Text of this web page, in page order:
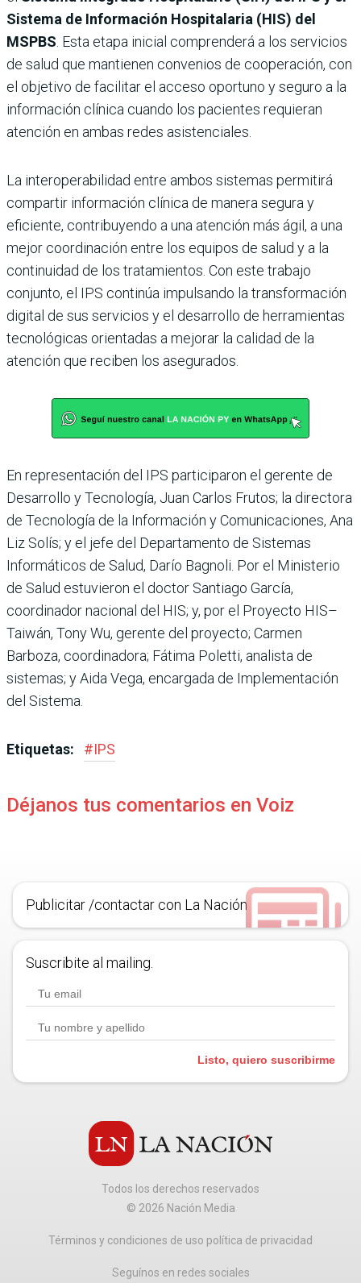
Sistema de Información Hospitalaria (HIS) del
MSPBS . Esta etapa inicial comprenderá a los servicios
de salud que mantienen convenios de cooperación, con
el objetivo de facilitar el acceso oportuno y seguro a la
información clínica cuando los pacientes requieran
atención en ambas redes asistenciales.
La interoperabilidad entre ambos sistemas permitirá
compartir información clínica de manera segura y
eficiente, contribuyendo a una atención más ágil, a una
mejor coordinación entre los equipos de salud y a la
continuidad de los tratamientos. Con este trabajo
conjunto, el IPS continúa impulsando la transformación
digital de sus servicios y el desarrollo de herramientas
tecnológicas orientadas a mejorar la calidad de la
atención que reciben los asegurados.
En representación del IPS participaron el gerente de
Desarrollo y Tecnología, Juan Carlos Frutos; la directora
de Tecnología de la Información y Comunicaciones, Ana
Liz Solís; y el jefe del Departamento de Sistemas
Informáticos de Salud, Darío Bagnoli. Por el Ministerio
de Salud estuvieron el doctor Santiago García,
coordinador nacional del HIS; y, por el Proyecto HIS–
Taiwán, Tony Wu, gerente del proyecto; Carmen
Barboza, coordinadora; Fátima Poletti, analista de
sistemas; y Aida Vega, encargada de Implementación
del Sistema.
Etiquetas: #IPS
Déjanos tus comentarios en Voiz
Publicitar /contactar con La Nación
Suscribite al mailing.
Listo, quiero suscribirme
Todos los derechos reservados
© 2026 Nación Media
Términos y condiciones de uso política de privacidad
Seguínos en redes sociales